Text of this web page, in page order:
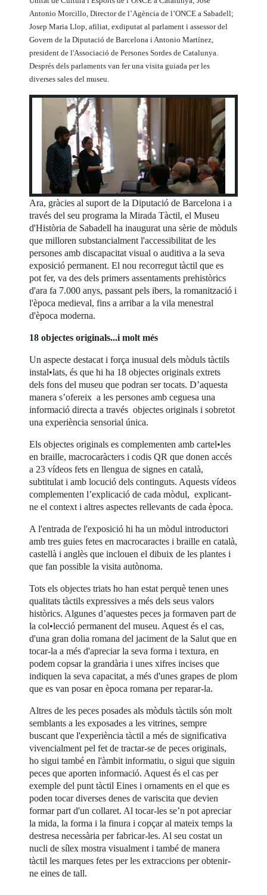
Antonio Morcillo, Director de l’Agència de l’ONCE a Sabadell;
Josep Maria Llop, afiliat, exdiputat al parlament i assessor del
Govern de la Diputació de Barcelona i Antonio Martínez,
president de l'Associació de Persones Sordes de Catalunya.
Després dels parlaments van fer una visita guiada per les
diverses sales del museu.
Ara, gràcies al suport de la Diputació de Barcelona i a
través del seu programa la Mirada Tàctil, el Museu
d'Història de Sabadell ha inaugurat una sèrie de mòduls
que milloren substancialment l'accessibilitat de les
persones amb discapacitat visual o auditiva a la seva
exposició permanent. El nou recorregut tàctil que es
pot fer, va des dels primers assentaments prehistòrics
d'ara fa 7.000 anys, passant pels ibers, la romanització i
l'època medieval, fins a arribar a la vila menestral
d'època moderna.
18 objectes originals...i molt més
Un aspecte destacat i força inusual dels mòduls tàctils
instal•lats, és que hi ha 18 objectes originals extrets
dels fons del museu que podran ser tocats. D’aquesta
manera s’ofereix a les persones amb ceguesa una
informació directa a través objectes originals i sobretot
una experiència sensorial única.
Els objectes originals es complementen amb cartel•les
en braille, macrocaràcters i codis QR que donen accés
a 23 vídeos fets en llengua de signes en català,
subtitulat i amb locució dels continguts. Aquests vídeos
complementen l’explicació de cada mòdul, explicant-
ne el context i altres aspectes rellevants de cada època.
A l'entrada de l'exposició hi ha un mòdul introductori
amb tres guies fetes en macrocaractes i braille en català,
castellà i anglès que inclouen el dibuix de les plantes i
que fan possible la visita autònoma.
Tots els objectes triats ho han estat perquè tenen unes
qualitats tàctils expressives a més dels seus valors
històrics. Algunes d’aquestes peces ja formaven part de
la col•lecció permanent del museu. Aquest és el cas,
d'una gran dolia romana del jaciment de la Salut que en
tocar-la a més d'apreciar la seva forma i textura, en
podem copsar la grandària i unes xifres incises que
indiquen la seva capacitat, a més d'unes grapes de plom
que es van posar en època romana per reparar-la.
Altres de les peces posades als mòduls tàctils són molt
semblants a les exposades a les vitrines, sempre
buscant que l'experiència tàctil a més de significativa
vivencialment pel fet de tractar-se de peces originals,
ho sigui també en l'àmbit informatiu, o sigui que siguin
peces que aporten informació. Aquest és el cas per
exemple del punt tàctil Eines i ornaments en el que es
poden tocar diverses denes de variscita que devien
formar part d'un collaret. Al tocar-les se’n pot apreciar
la mida, la forma i la finura i copçar al mateix temps la
destresa necessària per fabricar-les. Al seu costat un
nucli de sílex mostra visualment i també de manera
tàctil les marques fetes per les extraccions per obtenir-
ne eines de tall.